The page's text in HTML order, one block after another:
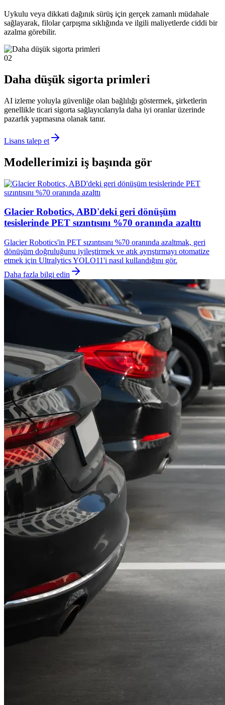
Uykulu veya dikkati dağınık sürüş için gerçek zamanlı müdahale
sağlayarak, filolar çarpışma sıklığında ve ilgili maliyetlerde ciddi bir
azalma görebilir.
02
Daha düşük sigorta primleri
AI izleme yoluyla güvenliğe olan bağlılığı göstermek, şirketlerin
genellikle ticari sigorta sağlayıcılarıyla daha iyi oranlar üzerinde
pazarlık yapmasına olanak tanır.
Lisans talep et
Modellerimizi iş başında gör
Glacier Robotics, ABD'deki geri dönüşüm
tesislerinde PET sızıntısını %70 oranında azalttı
Glacier Robotics'in PET sızıntısını %70 oranında azaltmak, geri
dönüşüm doğruluğunu iyileştirmek ve atık ayrıştırmayı otomatize
etmek için Ultralytics YOLO11'i nasıl kullandığını gör.
Daha fazla bilgi edin